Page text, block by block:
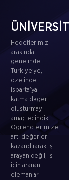
Hedeflerimiz
arasında
genelinde
Türkiye’ye,
özelinde
Isparta’ya
katma değer
oluşturmayı
amaç edindik.
Öğrencilerimize
artı değerler
kazandırarak iş
arayan değil, iş
için aranan
elemanlar